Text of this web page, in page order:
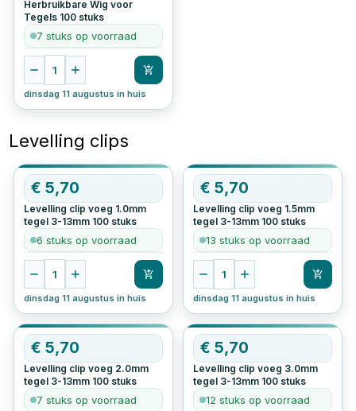
Herbruikbare Wig voor
Tegels 100 stuks
7 stuks op voorraad
1
dinsdag 11 augustus in huis
Levelling clips
€5,70
Levelling clip voeg 1.0mm
tegel 3-13mm 100 stuks
6 stuks op voorraad
1
dinsdag 11 augustus in huis
€ 5,70
Levelling clip voeg 1.5mm
tegel 3-13mm 100 stuks
13 stuks op voorraad
1
dinsdag 11 augustus in huis
€5,70
Levelling clip voeg 2.0mm
tegel 3-13mm 100 stuks
7 stuks op voorraad
€ 5,70
Levelling clip voeg 3.0mm
tegel 3-13mm 100 stuks
12 stuks op voorraad